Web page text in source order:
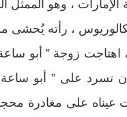
الإمارات ، وهو الممثل
، رأته
، اهتاجت زوجة ” أبو
تسرد على ” أبو
عيناه على مغادرة